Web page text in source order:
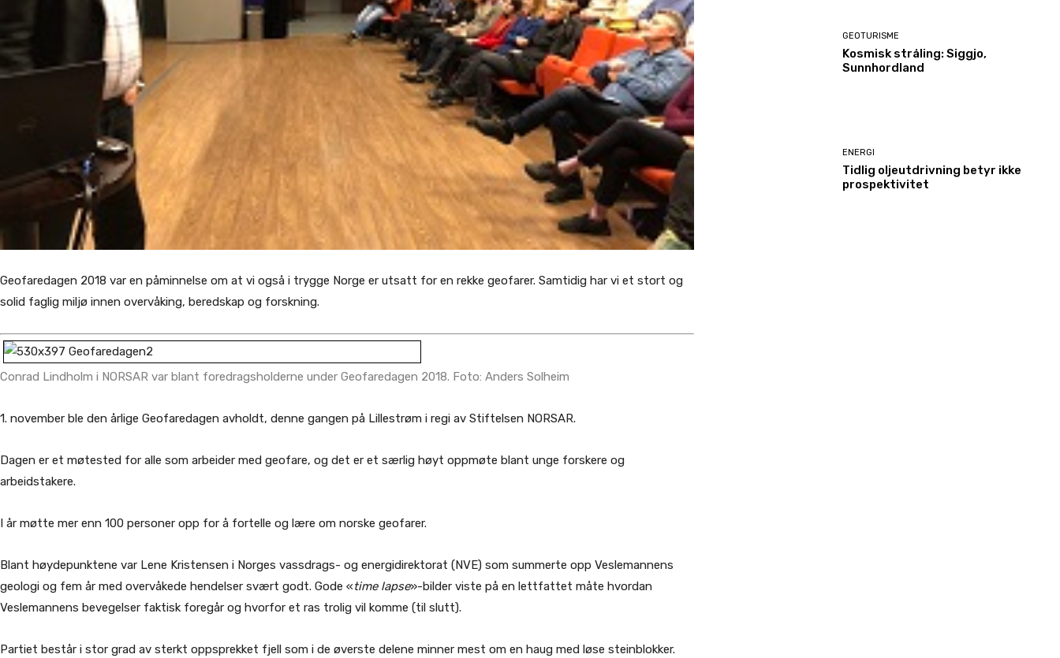
Geofaredagen 2018 var en påminnelse om at vi også i trygge Norge er utsatt for en rekke geofarer. Samtidig har vi et stort og
solid faglig miljø innen overvåking, beredskap og forskning.
Conrad Lindholm i NORSAR var blant foredragsholderne under Geofaredagen 2018. Foto: Anders Solheim
1. november ble den årlige Geofaredagen avholdt, denne gangen på Lillestrøm i regi av Stiftelsen NORSAR.
Dagen er et møtested for alle som arbeider med geofare, og det er et særlig høyt oppmøte blant unge forskere og
arbeidstakere.
I år møtte mer enn 100 personer opp for å fortelle og lære om norske geofarer.
Blant høydepunktene var Lene Kristensen i Norges vassdrags- og energidirektorat (NVE) som summerte opp Veslemannens
geologi og fem år med overvåkede hendelser svært godt. Gode «time lapse»-bilder viste på en lettfattet måte hvordan
Veslemannens bevegelser faktisk foregår og hvorfor et ras trolig vil komme (til slutt).
Partiet består i stor grad av sterkt oppsprekket fjell som i de øverste delene minner mest om en haug med løse steinblokker.
GEOTURISME
Kosmisk stråling: Siggjo,
Sunnhordland
ENERGI
Tidlig oljeutdrivning betyr ikke
prospektivitet